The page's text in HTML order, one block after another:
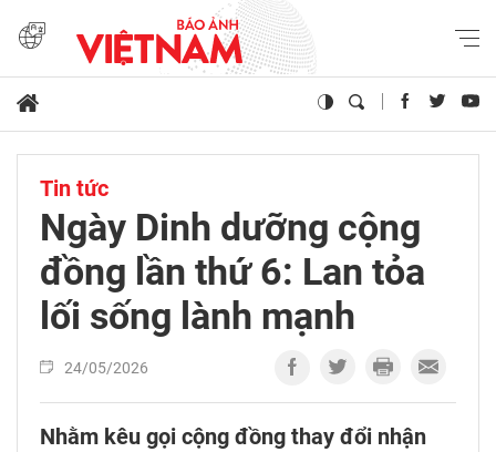
Tin tức
Ngày Dinh dưỡng cộng
đồng lần thứ 6: Lan tỏa
lối sống lành mạnh
24/05/2026
Nhằm kêu gọi cộng đồng thay đổi nhận